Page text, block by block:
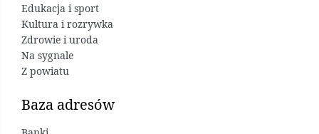
Edukacja i sport
Kultura i rozrywka
Zdrowie i uroda
Na sygnale
Z powiatu
Baza adresów